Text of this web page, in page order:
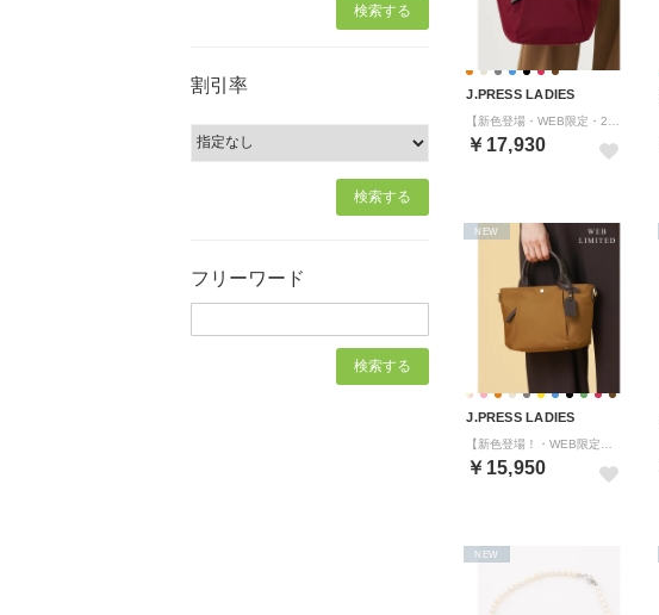
割引率
フリーワード
J.PRESS LADIES
￥17,930
J.PRESS LADIES
￥15,950
NEW
NEW